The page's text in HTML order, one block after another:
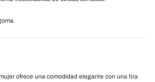
ofrece una comodidad elegante con una tira